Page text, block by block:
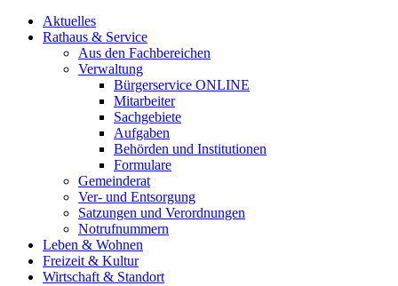
Aktuelles
Rathaus & Service
Aus den Fachbereichen
Verwaltung
Bürgerservice ONLINE
Mitarbeiter
Sachgebiete
Aufgaben
Behörden und Institutionen
Formulare
Gemeinderat
Ver- und Entsorgung
Satzungen und Verordnungen
Notrufnummern
Leben & Wohnen
Freizeit & Kultur
Wirtschaft & Standort